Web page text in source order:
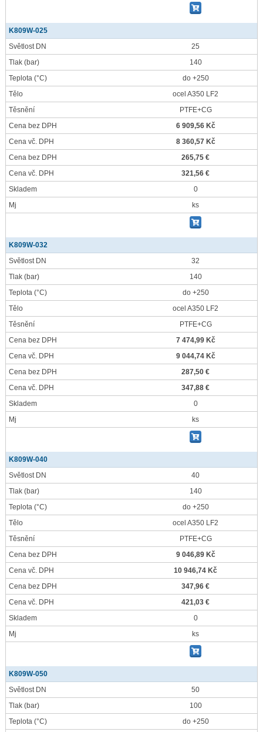
K809W-025
Světlost DN
25
Tlak (bar)
140
Teplota (°C)
do +250
Tělo
ocel A350 LF2
Těsnění
PTFE+CG
Cena bez DPH
6 909,56 Kč
Cena vč. DPH
8 360,57 Kč
Cena bez DPH
265,75 €
Cena vč. DPH
321,56 €
Skladem
0
Mj
ks
K809W-032
Světlost DN
32
Tlak (bar)
140
Teplota (°C)
do +250
Tělo
ocel A350 LF2
Těsnění
PTFE+CG
Cena bez DPH
7 474,99 Kč
Cena vč. DPH
9 044,74 Kč
Cena bez DPH
287,50 €
Cena vč. DPH
347,88 €
Skladem
0
Mj
ks
K809W-040
Světlost DN
40
Tlak (bar)
140
Teplota (°C)
do +250
Tělo
ocel A350 LF2
Těsnění
PTFE+CG
Cena bez DPH
9 046,89 Kč
Cena vč. DPH
10 946,74 Kč
Cena bez DPH
347,96 €
Cena vč. DPH
421,03 €
Skladem
0
Mj
ks
K809W-050
Světlost DN
50
Tlak (bar)
100
Teplota (°C) do +250